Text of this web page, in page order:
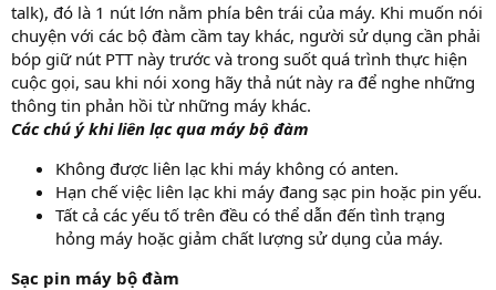
talk), đó là 1 nút lớn nằm phía bên trái của máy. Khi muốn nói
chuyện với các bộ đàm cầm tay khác, người sử dụng cần phải
bóp giữ nút PTT này trước và trong suốt quá trình thực hiện
cuộc gọi, sau khi nói xong hãy thả nút này ra để nghe những
thông tin phản hồi từ những máy khác.
Các chú ý khi liên lạc qua máy bộ đàm
Không được liên lạc khi máy không có anten.
Hạn chế việc liên lạc khi máy đang sạc pin hoặc pin yếu.
Tất cả các yếu tố trên đều có thể dẫn đến tình trạng
hỏng máy hoặc giảm chất lượng sử dụng của máy.
Sạc pin máy bộ đàm